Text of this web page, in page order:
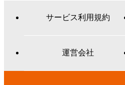
サービス利用規約
運営会社